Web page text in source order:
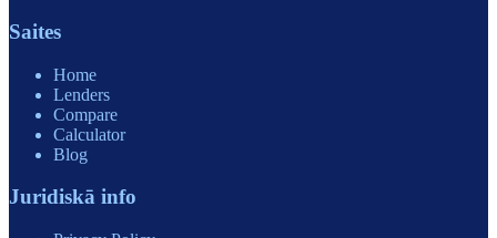
Saites
Home
Lenders
Compare
Calculator
Blog
Juridiskā info